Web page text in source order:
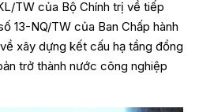
TW của Bộ Chính trị về tiếp
13-NQ/TW của Ban Chấp hành
xây dựng kết cấu hạ tầng đồng
trở thành nước công nghiệp